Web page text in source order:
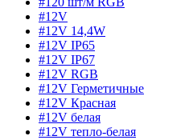
#12V
#12V 14,4W
#12V IP65
#12V IP67
#12V RGB
#12V Герметичные
#12V Красная
#12V белая
#12V тепло-белая